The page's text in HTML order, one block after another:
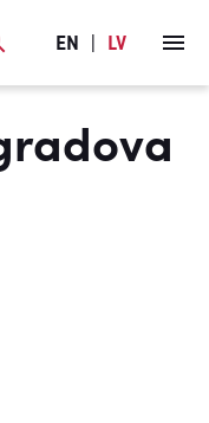
EN LV